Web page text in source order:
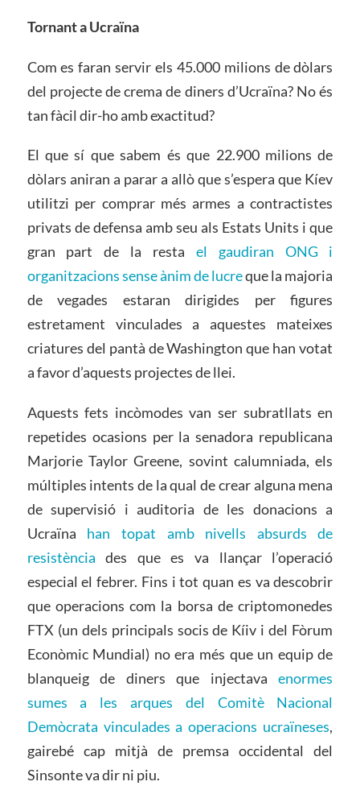
Tornant a Ucraïna
Com es faran servir els 45.000 milions de dòlars
del projecte de crema de diners d’Ucraïna? No és
tan fàcil dir-ho amb exactitud?
El que sí que sabem és que 22.900 milions de
dòlars aniran a parar a allò que s’espera que Kíev
utilitzi per comprar més armes a contractistes
privats de defensa amb seu als Estats Units i que
gran part de la resta el gaudiran ONG i
organitzacions sense ànim de lucreque la majoria
de vegades estaran dirigides per figures
estretament vinculades a aquestes mateixes
criatures del pantà de Washington que han votat
a favor d’aquests projectes de llei.
Aquests fets incòmodes van ser subratllats en
repetides ocasions per la senadora republicana
Marjorie Taylor Greene, sovint calumniada, els
múltiples intents de la qual de crear alguna mena
de supervisió i auditoria de les donacions a
Ucraïna han topat amb nivells absurds de
resistència des que es va llançar l’operació
especial el febrer. Fins i tot quan es va descobrir
que operacions com la borsa de criptomonedes
FTX (un dels principals socis de Kíiv i del Fòrum
Econòmic Mundial) no era més que un equip de
blanqueig de diners que injectavaenormes
sumes a les arques del Comitè Nacional
Demòcrata vinculades a operacions ucraïneses,
gairebé cap mitjà de premsa occidental del
Sinsonte va dir ni piu.